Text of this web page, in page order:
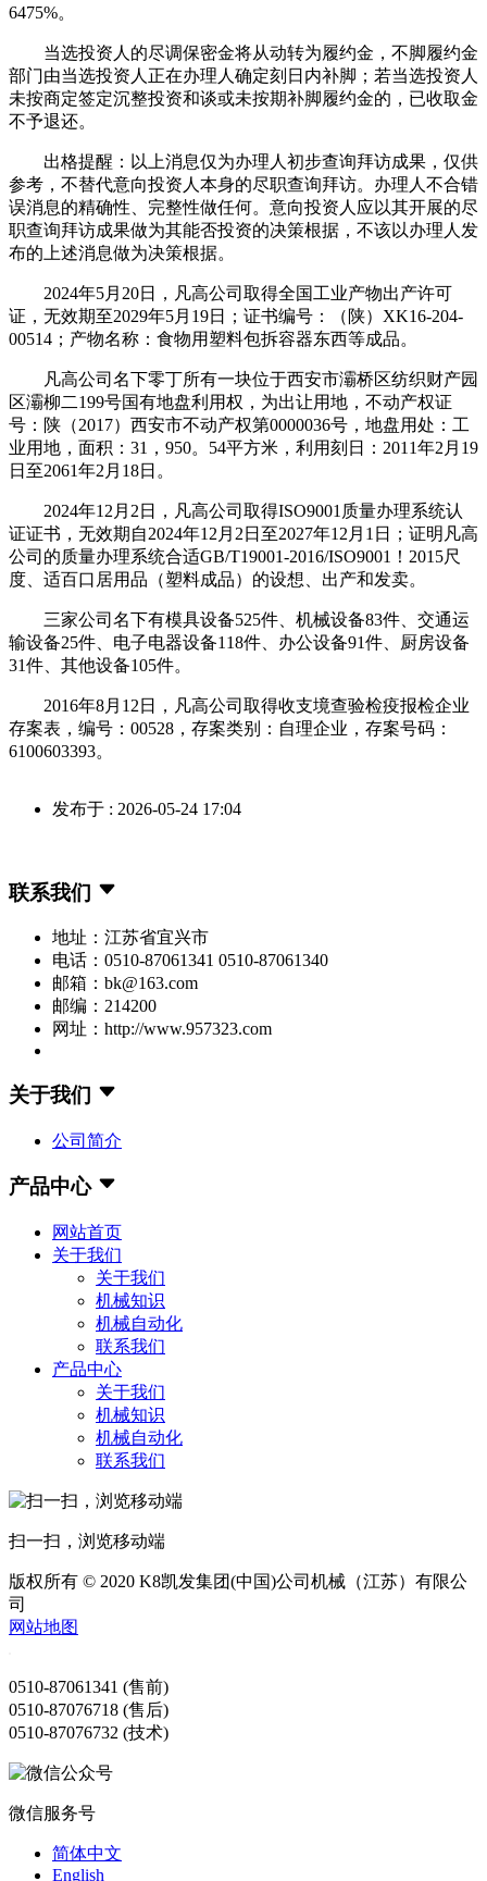
6475%。
当选投资人的尽调保密金将从动转为履约金，不脚履约金
部门由当选投资人正在办理人确定刻日内补脚；若当选投资人
未按商定签定沉整投资和谈或未按期补脚履约金的，已收取金
不予退还。
出格提醒：以上消息仅为办理人初步查询拜访成果，仅供
参考，不替代意向投资人本身的尽职查询拜访。办理人不合错
误消息的精确性、完整性做任何。意向投资人应以其开展的尽
职查询拜访成果做为其能否投资的决策根据，不该以办理人发
布的上述消息做为决策根据。
2024年5月20日，凡高公司取得全国工业产物出产许可
证，无效期至2029年5月19日；证书编号：（陕）XK16-204-
00514；产物名称：食物用塑料包拆容器东西等成品。
凡高公司名下零丁所有一块位于西安市灞桥区纺织财产园
区灞柳二199号国有地盘利用权，为出让用地，不动产权证
号：陕（2017）西安市不动产权第0000036号，地盘用处：工
业用地，面积：31，950。54平方米，利用刻日：2011年2月19
日至2061年2月18日。
2024年12月2日，凡高公司取得ISO9001质量办理系统认
证证书，无效期自2024年12月2日至2027年12月1日；证明凡高
公司的质量办理系统合适GB/T19001-2016/ISO9001！2015尺
度、适百口居用品（塑料成品）的设想、出产和发卖。
三家公司名下有模具设备525件、机械设备83件、交通运
输设备25件、电子电器设备118件、办公设备91件、厨房设备
31件、其他设备105件。
2016年8月12日，凡高公司取得收支境查验检疫报检企业
存案表，编号：00528，存案类别：自理企业，存案号码：
6100603393。
发布于 : 2026-05-24 17:04
联系我们
地址：江苏省宜兴市
电话：0510-87061341 0510-87061340
邮箱：bk@163.com
邮编：214200
网址：http://www.957323.com
关于我们
公司简介
产品中心
网站首页
关于我们
关于我们
机械知识
机械自动化
联系我们
产品中心
关于我们
机械知识
机械自动化
联系我们
扫一扫，浏览移动端
版权所有 © 2020 K8凯发集团(中国)公司机械（江苏）有限公
司
网站地图
0510-87061341 (售前)
0510-87076718 (售后)
0510-87076732 (技术)
微信服务号
简体中文
English